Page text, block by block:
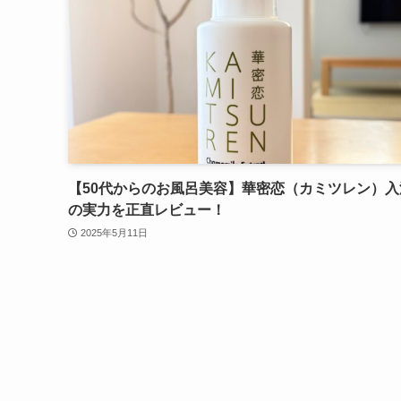
【50代からのお風呂美容】華密恋（カミツレン）
の実力を正直レビュー！
2025年5月11日